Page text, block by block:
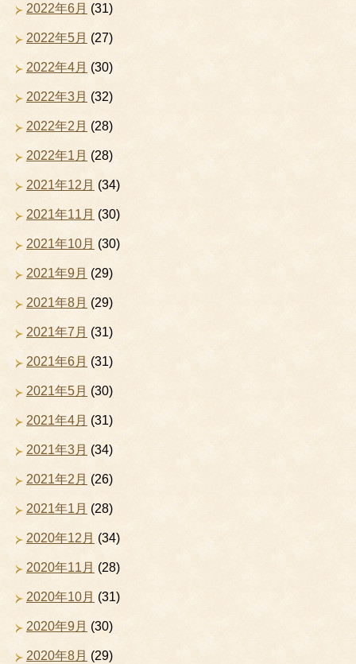
2022年6月 (31)
2022年5月 (27)
2022年4月 (30)
2022年3月 (32)
2022年2月 (28)
2022年1月 (28)
2021年12月 (34)
2021年11月 (30)
2021年10月 (30)
2021年9月 (29)
2021年8月 (29)
2021年7月 (31)
2021年6月 (31)
2021年5月 (30)
2021年4月 (31)
2021年3月 (34)
2021年2月 (26)
2021年1月 (28)
2020年12月 (34)
2020年11月 (28)
2020年10月 (31)
2020年9月 (30)
2020年8月 (29)